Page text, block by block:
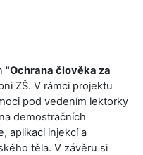
"Ochrana člověka za
ZŠ. V rámci projektu
pod vedením lektorky
demostračních
aplikaci injekcí a
těla. V závěru si